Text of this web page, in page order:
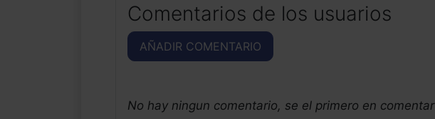
Comentarios de los usuarios
AÑADIR COMENTARIO
No hay ningun comentario, se el primero en comentar